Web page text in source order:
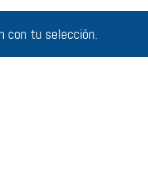
con tu selección.